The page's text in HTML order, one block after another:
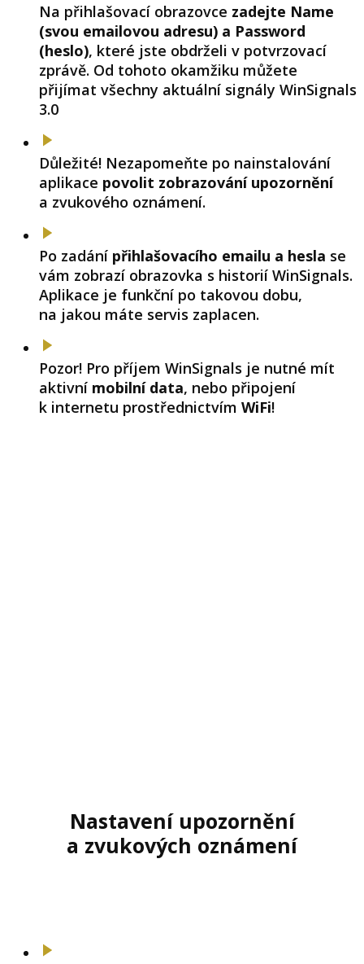
Na přihlašovací obrazovce zadejte Name
(svou emailovou adresu) a Password
(heslo), které jste obdrželi v potvrzovací
zprávě. Od tohoto okamžiku můžete
přijímat všechny aktuální signály WinSignals
3.0
Důležité! Nezapomeňte po nainstalování
aplikace povolit zobrazování upozornění
a zvukového oznámení.
Po zadání přihlašovacího emailu a hesla se
vám zobrazí obrazovka s historií WinSignals.
Aplikace je funkční po takovou dobu,
na jakou máte servis zaplacen.
Pozor! Pro příjem WinSignals je nutné mít
aktivní mobilní data, nebo připojení
k internetu prostřednictvím WiFi!
Nastavení upozornění
a zvukových oznámení